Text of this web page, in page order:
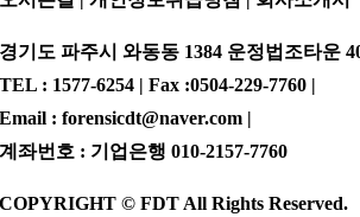
경기도 파주시 와동동 1384 운정법조타운
TEL : 1577-6254 | Fax :0504-229-7760 |
Email : forensicdt@naver.com |
계좌번호 : 기업은행 010-2157-7760
COPYRIGHT © FDT All Rights Reserved.